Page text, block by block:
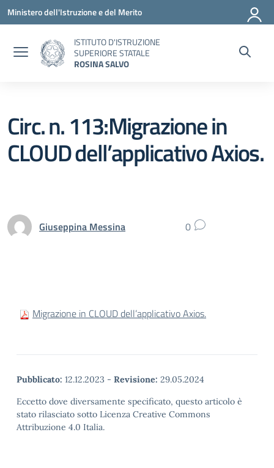
Vai ai contenuti
Vai al menu di navigazione
Vai al footer
Ministero dell'Istruzione e del Merito
ISTITUTO D'ISTRUZIONE
SUPERIORE STATALE
ROSINA SALVO
Circ. n. 113:Migrazione in
CLOUD dell’applicativo Axios.
Giuseppina Messina 0
Migrazione in CLOUD dell’applicativo Axios.
Pubblicato: 12.12.2023 - Revisione: 29.05.2024
Eccetto dove diversamente specificato, questo articolo è
stato rilasciato sotto Licenza Creative Commons
Attribuzione 4.0 Italia.